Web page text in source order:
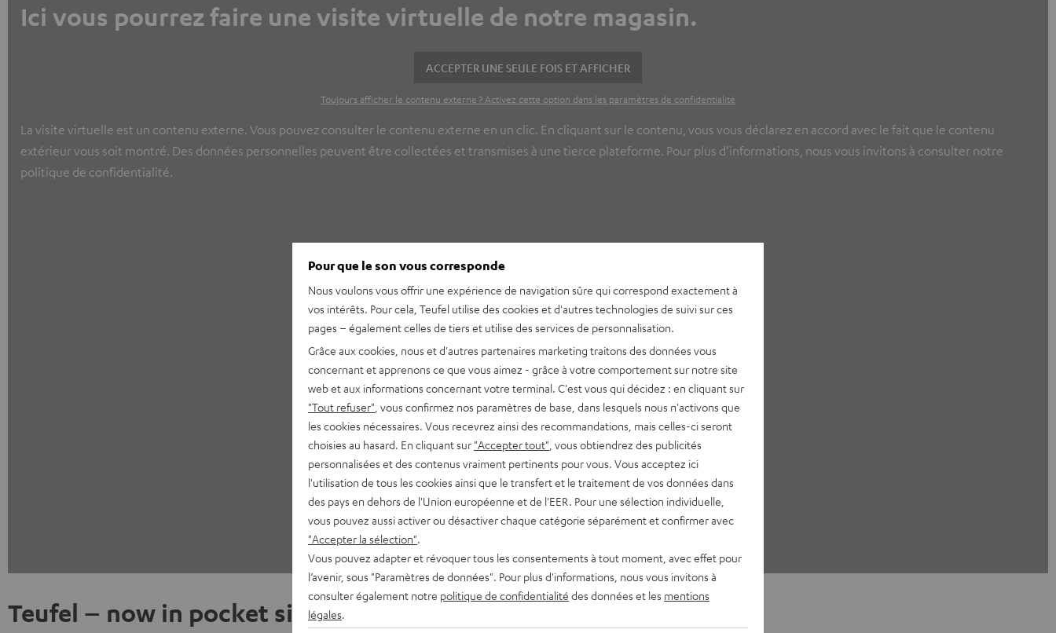
Ici vous pourrez faire une visite virtuelle de notre magasin.
ACCEPTER UNE SEULE FOIS ET AFFICHER
Toujours afficher le contenu externe ? Activez cette option dans les paramètres de confidentialité
La visite virtuelle est un contenu externe. Vous pouvez consulter le contenu externe en un clic. En cliquant sur le contenu, vous vous déclarez en accord avec le fait que le contenu
extérieur vous soit montré. Des données personnelles peuvent être collectées et transmises à une tierce plateforme. Pour plus d’informations, nous vous invitons à consulter notre
politique de confidentialité.
Teufel – now in pocket size
Pour que le son vous corresponde
Nous voulons vous offrir une expérience de navigation sûre qui correspond exactement à
vos intérêts. Pour cela, Teufel utilise des cookies et d'autres technologies de suivi sur ces
pages – également celles de tiers et utilise des services de personnalisation.
Grâce aux cookies, nous et d'autres partenaires marketing traitons des données vous
concernant et apprenons ce que vous aimez - grâce à votre comportement sur notre site
web et aux informations concernant votre terminal. C'est vous qui décidez : en cliquant sur
"Tout refuser" , vous confirmez nos paramètres de base, dans lesquels nous n'activons que
les cookies nécessaires. Vous recevrez ainsi des recommandations, mais celles-ci seront
choisies au hasard. En cliquant sur "Accepter tout" , vous obtiendrez des publicités
personnalisées et des contenus vraiment pertinents pour vous. Vous acceptez ici
l'utilisation de tous les cookies ainsi que le transfert et le traitement de vos données dans
des pays en dehors de l'Union européenne et de l'EER. Pour une sélection individuelle,
vous pouvez aussi activer ou désactiver chaque catégorie séparément et confirmer avec
"Accepter la sélection"
Vous pouvez adapter et révoquer tous les consentements à tout moment, avec effet pour
l’avenir, sous "Paramètres de données". Pour plus d'informations, nous vous invitons à
consulter également notre politique de confidentialité des données et les mentions
légales